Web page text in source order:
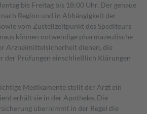
bis Freitag bis 18:00 Uhr. Der genaue
Region und in Abhängigkeit der
vom Zustellzeitpunkt des Spediteurs
können notwendige pharmazeutische
Arzneimittelsicherheit dienen, die
der Prüfungen einschließlich Klärungen
Medikamente stellt der Arzt ein
erhält sie in der Apotheke. Die
übernimmt in der Regel die